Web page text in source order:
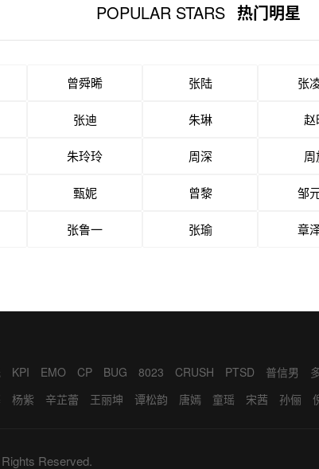
POPULAR STARS 热门明星
曾舜晞 张陆 张
张迪 朱琳 赵
朱玲玲 周深 周
甄妮 曾黎 邹
张鲁一 张瑜 章
KPI EMO CP BUG 8023 CRUSH PTSD 普信男
CBD LOW BRO ED KOL WINK 绿茶女 CPDD
杨紫 辛芷蕾 王丽坤 谭松韵 唐嫣 童瑶 宋茜 孙俪
Reserved.